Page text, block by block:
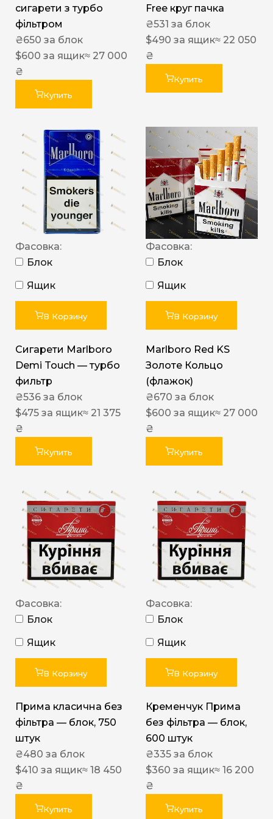
сигарети з турбо
фільтром
₴650 за блок
$600 за ящик≈ 27 000
₴
Купить
Free круг пачка
₴531 за блок
$490 за ящик≈ 22 050
₴
Купить
Фасовка:
Блок
Ящик
В Корзину
Сигарети Marlboro
Demi Touch — турбо
фильтр
₴536 за блок
$475 за ящик≈ 21 375
₴
Купить
Фасовка:
Блок
Ящик
В Корзину
Marlboro Red KS
Золоте Кольцо
(флажок)
₴670 за блок
$600 за ящик≈ 27 000
₴
Купить
Фасовка:
Блок
Ящик
В Корзину
Прима класична без
фільтра — блок, 750
штук
₴480 за блок
$410 за ящик≈ 18 450
₴
Купить
Фасовка:
Блок
Ящик
В Корзину
Кременчук Прима
без фільтра — блок,
600 штук
₴335 за блок
$360 за ящик≈ 16 200
₴
Купить